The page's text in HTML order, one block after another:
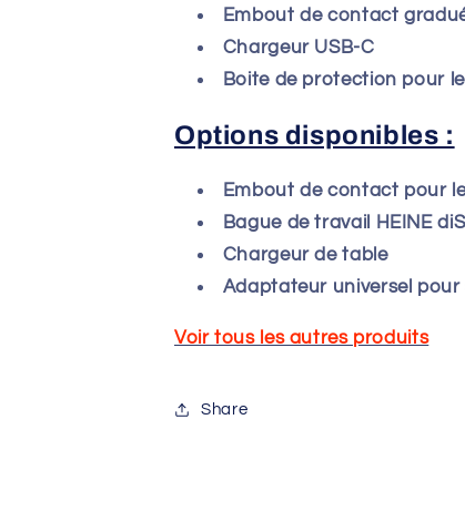
Embout de contact
Chargeur USB-C
Boite de protection pour
Options disponibles :
Embout de contact pour
Bague de travail HEINE
Chargeur de table
Adaptateur universel
Voir tous les autres produits
Share